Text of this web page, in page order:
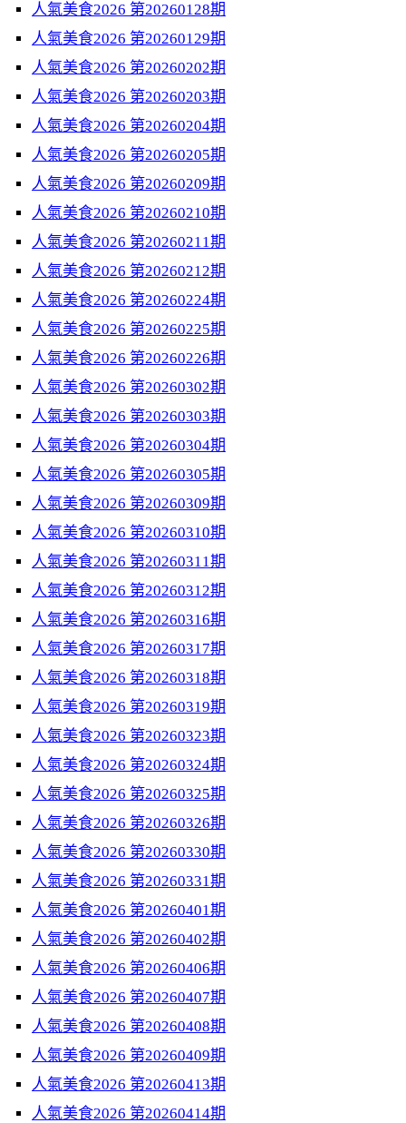
人氣美食2026 第20260128期
人氣美食2026 第20260129期
人氣美食2026 第20260202期
人氣美食2026 第20260203期
人氣美食2026 第20260204期
人氣美食2026 第20260205期
人氣美食2026 第20260209期
人氣美食2026 第20260210期
人氣美食2026 第20260211期
人氣美食2026 第20260212期
人氣美食2026 第20260224期
人氣美食2026 第20260225期
人氣美食2026 第20260226期
人氣美食2026 第20260302期
人氣美食2026 第20260303期
人氣美食2026 第20260304期
人氣美食2026 第20260305期
人氣美食2026 第20260309期
人氣美食2026 第20260310期
人氣美食2026 第20260311期
人氣美食2026 第20260312期
人氣美食2026 第20260316期
人氣美食2026 第20260317期
人氣美食2026 第20260318期
人氣美食2026 第20260319期
人氣美食2026 第20260323期
人氣美食2026 第20260324期
人氣美食2026 第20260325期
人氣美食2026 第20260326期
人氣美食2026 第20260330期
人氣美食2026 第20260331期
人氣美食2026 第20260401期
人氣美食2026 第20260402期
人氣美食2026 第20260406期
人氣美食2026 第20260407期
人氣美食2026 第20260408期
人氣美食2026 第20260409期
人氣美食2026 第20260413期
人氣美食2026 第20260414期